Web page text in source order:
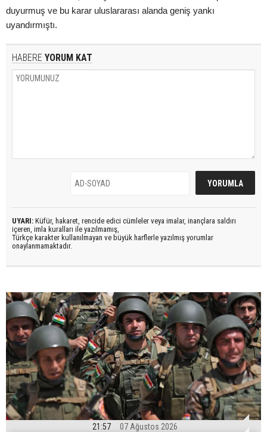
duyurmuş ve bu karar uluslararası alanda geniş yankı
uyandırmıştı.
HABERE YORUM KAT
UYARI: Küfür, hakaret, rencide edici cümleler veya imalar, inançlara saldırı
içeren, imla kuralları ile yazılmamış,
Türkçe karakter kullanılmayan ve büyük harflerle yazılmış yorumlar
onaylanmamaktadır.
21:57 07 Ağustos 2026